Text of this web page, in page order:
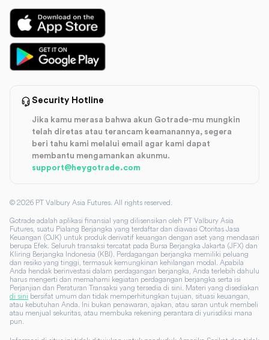
Security Hotline
Jika kamu merasa bahwa akun Gotrade-mu mungkin
telah diretas atau terancam keamanannya, segera
beri tahu kami melalui email agar kami dapat
membantu mengamankan akunmu.
support@heygotrade.com
© 2026 PT Valbury Asia Futures. All rights reserved.
Gotrade adalah aplikasi finansial yang dilisensikan oleh PT Valbury Asia
Futures, suatu Pialang Berjangka yang terdaftar dan diawasi Otoritas Jasa
Keuangan (OJK) untuk produk derivatif keuangan dengan aset yang mendasari
berupa Efek. Seluruh transaksi tercatat pada Bursa Berjangka Jakarta (JFX) dan
Kliring Berjangka Indonesia (KBI). Perdagangan berjangka memiliki peluang
dan resiko yang tinggi, termasuk kemungkinan kehilangan modal. Apabila
Anda hendak berinvestasi dalam perdagangan berjangka, Anda terlebih dahulu
harus mengerti dan memahami kegiatan perdagangan berjangka serta isi
Perjanjian dan Peraturan Transaksi yang tersedia di sini. Materi yang disediakan
di sini bersifat umum dan tidak memperhitungkan tujuan, situasi keuangan,
atau kebutuhan Anda. Ini bukan penawaran, ajakan, atau saran untuk membeli
atau menjual sekuritas, atau membuka rekening perantara di yurisdiksi mana
pun.